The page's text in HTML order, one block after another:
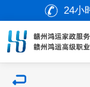
24小